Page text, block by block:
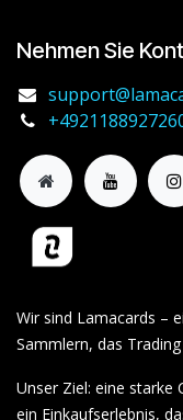
Nehmen Sie
Wir sind Lamacards –
Sammlern, das
Unser Ziel: eine starke
ein Einkaufserlebnis,